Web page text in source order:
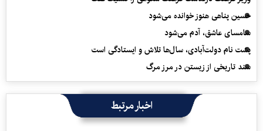
حسین پناهی هنوز خوانده می‌شود
سامسای عاشق، آدم می‌شود
پشت نام دولت‌آبادی، سال‌ها تلاش و ایستادگی است
سند تاریخی از زیستن در مرز مرگ
اخبار مرتبط